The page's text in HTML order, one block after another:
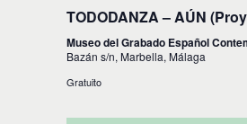
TODODANZA – AÚN
Museo del Grabado Español
Bazán s/n, Marbella, Málaga
Gratuito